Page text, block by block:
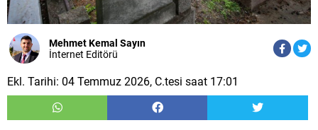
Mehmet Kemal Sayın
İnternet Editörü
Ekl. Tarihi: 04 Temmuz 2026, C.tesi saat 17:01